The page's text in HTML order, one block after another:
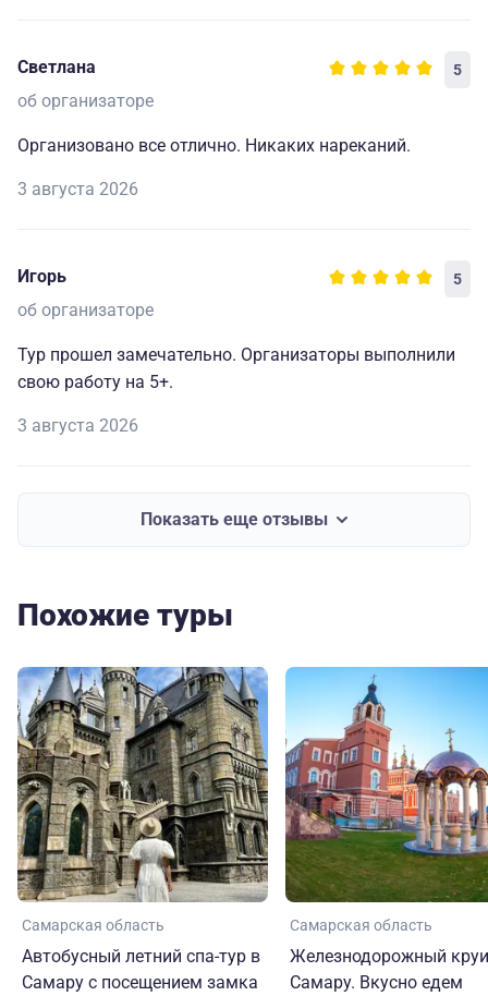
Светлана 5
об организаторе
Организовано все отлично. Никаких нареканий.
3 августа 2026
Игорь 5
об организаторе
Тур прошел замечательно. Организаторы выполнили
свою работу на 5+.
3 августа 2026
Показать еще отзывы
Похожие туры
Самарская область
Автобусный летний спа-тур в
Самару с посещением замка
Самарская область
Железнодорожный
Самару. Вкусно едем